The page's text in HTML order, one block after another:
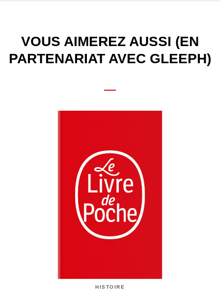
VOUS AIMEREZ AUSSI (EN
PARTENARIAT AVEC GLEEPH)
HISTOIRE